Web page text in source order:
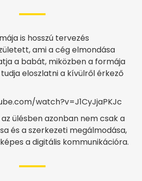
is hosszú tervezés
ami a cég elmondása
a babát, miközben a formája
eloszlatni a kívülről érkező
watch?v=J1CyJjaPKJc
ülésben azonban nem csak a
és a szerkezeti megálmodása,
a digitális kommunikációra.